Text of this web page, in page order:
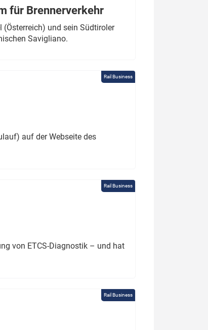
für Brennerverkehr
(Österreich) und sein Südtiroler
Savigliano.
Rail Business
auf der Webseite des
Rail Business
von ETCS-Diagnostik – und hat
Rail Business